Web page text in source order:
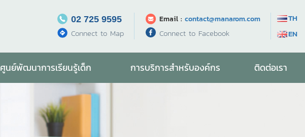
TH
EN
Email : contact@manarom.com
Connect to Facebook
02 725 9595
Connect to Map
ศูนย์พัฒนาการเรียนรู้เด็ก การบริการสำหรับองค์กร ติดต่อเรา